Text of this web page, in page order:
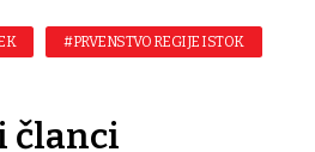
#PRVENSTVO REGIJE ISTOK
članci